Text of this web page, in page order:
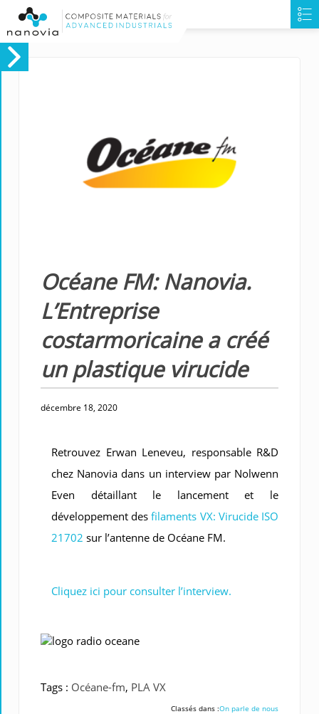
Océane FM: Nanovia.
L’Entreprise
costarmoricaine a créé
un plastique virucide
décembre 18, 2020
Retrouvez Erwan Leneveu, responsable R&D
chez Nanovia dans un interview par Nolwenn
Even détaillant le lancement et le
développement desfilaments VX: Virucide ISO
21702 sur l’antenne de Océane FM.
Cliquez ici pour consulter l’interview.
Tags : Océane-fm, PLA VX
Classés dans :On parle de nous